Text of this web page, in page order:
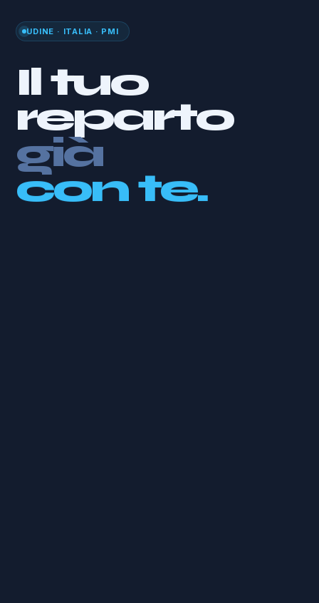
UDINE · ITALIA · PMI
Il tuo
reparto
già
con te.